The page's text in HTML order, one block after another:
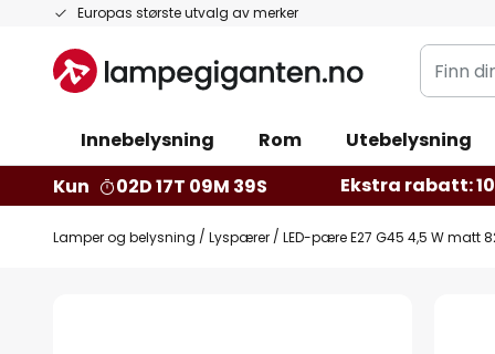
Europas største utvalg av merker
Hopp
innhold
Finn
din
Innebelysning Rom Utebelysning
Kun
02D 17T 09M 39S Ekstra rabatt: 10
Lamper og belysning Lyspærer LED-pære E27 G45 4,5 W matt